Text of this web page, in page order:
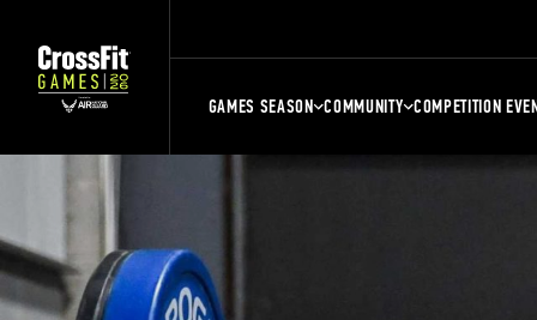
GAMES SEASON COMMUNITY COMPETITION